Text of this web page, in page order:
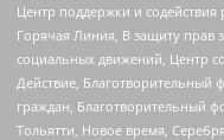
Центр поддержки и
Горячая Линия, В защиту прав
социальных движений, Центр
Действие,
граждан, Благотворительный
Тольятти, Новое время,